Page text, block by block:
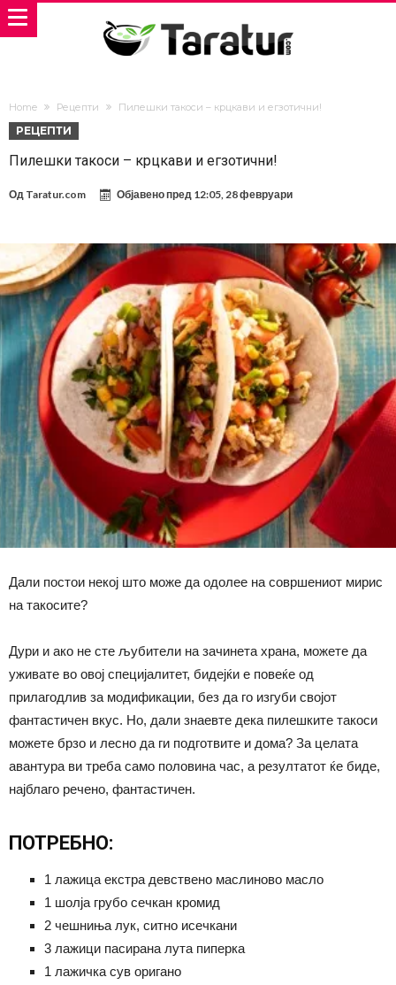
Home Рецепти Пилешки такоси – крцкави и егзотични!
РЕЦЕПТИ
Пилешки такоси – крцкави и егзотични!
Од Taratur.com Објавено пред 12:05, 28 февруари
Дали постои некој што може да одолее на совршениот мирис
на такосите?
Дури и ако не сте љубители на зачинета храна, можете да
уживате во овој специјалитет, бидејќи е повеќе од
прилагодлив за модификации, без да го изгуби својот
фантастичен вкус. Но, дали знаевте дека пилешките такоси
можете брзо и лесно да ги подготвите и дома? За целата
авантура ви треба само половина час, а резултатот ќе биде,
најблаго речено, фантастичен.
ПОТРЕБНО:
1 лажица екстра девствено маслиново масло
1 шолја грубо сечкан кромид
2 чешниња лук, ситно исечкани
3 лажици пасирана лута пиперка
1 лажичка сув оригано